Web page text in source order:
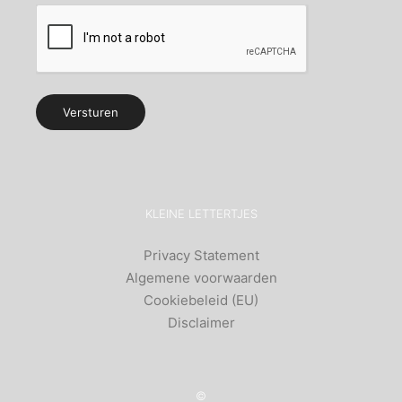
KLEINE LETTERTJES
Privacy Statement
Algemene voorwaarden
Cookiebeleid (EU)
Disclaimer
©